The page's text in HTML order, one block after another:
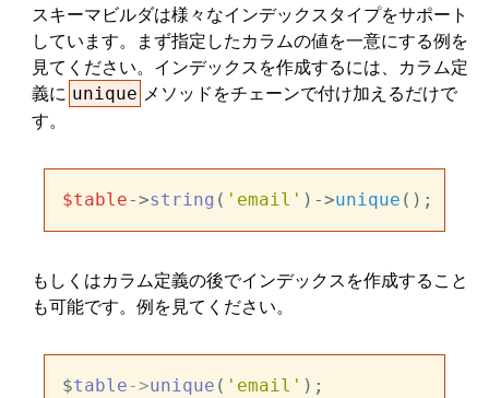
スキーマビルダは様々なインデックスタイプをサポート
しています。まず指定したカラムの値を一意にする例を
見てください。インデックスを作成するには、カラム定
義に unique メソッドをチェーンで付け加えるだけで
す。
$table->string ( 'email' )->unique
もしくはカラム定義の後でインデックスを作成すること
も可能です。例を見てください。
$table->unique ( 'email'